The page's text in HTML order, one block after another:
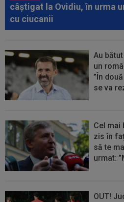
câștigat la Ovidiu, în urma
cu ciucanii
Au
un
”În
se va
Cel mai
zis în
să te
urmat:
OUT!